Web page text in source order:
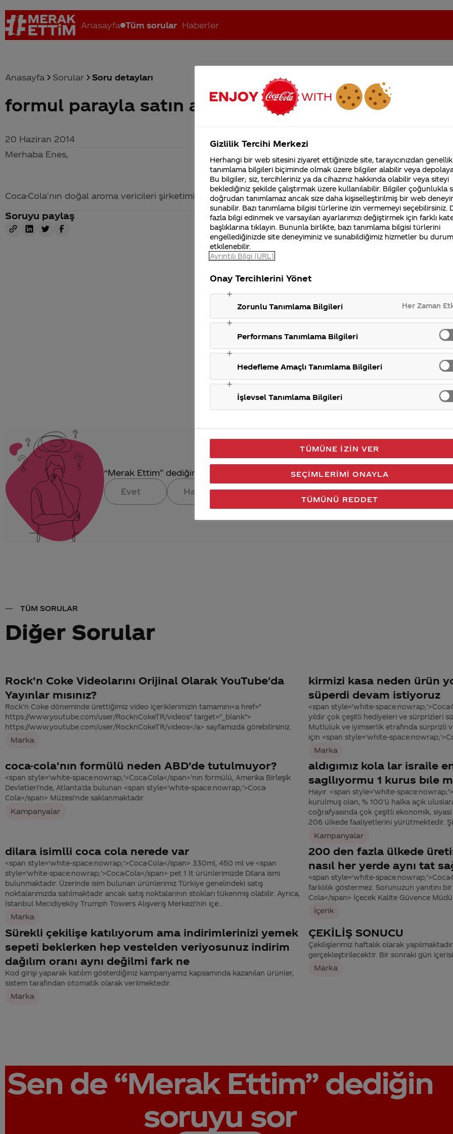
Anasayfa Tüm sorular Haberler
Coca-Cola nerenin malı? Coca cola İsrail malı mı Yani ... Coca-Cola'nın Filistin'de fabr... Coca-Cola’yı kim buldu?
Anasayfa Sorular Soru detayları
formul parayla satın alınabilirmi evet yada hayır
20 Haziran 2014
Merhaba Enes,
Coca-Cola'nın doğal aroma vericileri şirketimizin ticari sırrıdır ve 128 yıldır güvenle korunmaktadır.
Soruyu paylaş
“Merak Ettim” dediğin konuya verdiğimiz cevap aklındaki soru işaretlerini giderdi
Evet
Hayır Gönder
TÜM SORULAR
Diğer Sorular
Rock'n Coke Videolarını Orijinal Olarak YouTube'da
Yayınlar mısınız?
Rock’n Coke döneminde ürettiğimiz video içeriklerimizin tamamını<a href="
https://www.youtube.com/user/RocknCokeTR/videos" target="_blank">
https://www.youtube.com/user/RocknCokeTR/videos</a> sayfamızda görebilirsiniz.
Marka
kirmizi kasa neden ürün
süperdi devam istiyoruz
<span style='white-space:nowrap;'>Coca-
yıldır çok çeşitli hediyeleri ve sürprizleri
Mutluluk ve iyimserlik etrafında sürprizli
için <span style='white-
Marka
coca-cola'nın formülü neden ABD'de tutulmuyor?
<span style='white-space:nowrap;'>Coca-Cola</span>’nın formülü, Amerika Birleşik
Devletleri’nde, Atlanta’da bulunan <span style='white-space:nowrap;'>Coca-
Cola</span> Müzesi’nde saklanmaktadır.
Kampanyalar
aldıgımız kola lar israile
sagllıyormu 1 kurus bıle
Hayır. <span style='white-
kurulmuş olan, % 100’ü halka açık
coğrafyasında çok çeşitli ekonomik,
206 ülkede faaliyetlerini yürütmektedir.
Kampanyalar
dilara isimlli coca cola nerede var
<span style='white-space:nowrap;'>Coca-Cola</span> 330ml, 450 ml ve <span
style='white-space:nowrap;'>Coca-Cola</span> pet 1 lt ürünlerimizde Dilara ismi
bulunmaktadır. Üzerinde isim bulunan ürünlerimiz Türkiye genelindeki satış
noktalarımızda satılmaktadır ancak satış noktalarının stokları tükenmiş olabilir. Ayrıca,
İstanbul Mecidiyeköy Trumph Towers Alışveriş Merkezi’nin içe...
Marka
200 den fazla ülkede
nasıl her yerde aynı tat
<span style='white-space:nowrap;'>Coca-
farklılık göstermez. Sorunuzun yanıtını
Cola</span> İçecek Kalite Güvence
İçerik
Sürekli çekilişe katılıyorum ama indirimlerinizi yemek
sepeti beklerken hep vestelden veriyosunuz indirim
dağılım oranı aynı değilmi fark ne
Kod girişi yaparak katılım gösterdiğiniz kampanyamız kapsamında kazanılan ürünler,
sistem tarafından otomatik olarak verilmektedir.
Marka
ÇEKİLİŞ SONUCU
Çekilişlerimiz haftalık olarak
gerçekleştirilecektir. Bir sonraki gün
Marka
Sen de “Merak Ettim”dediğin
soruyu sor
Coca-Cola Şirketi
merak ettikleriniz.
Fabrikalarımız,
sertifikalarımız, faaliyet
gösterdiğimiz ülkeler,
tarihçemiz ve daha
Gizlilik Tercihi Merkezi
Herhangi bir web sitesini ziyaret ettiğinizde site, tarayıcınızdan
tanımlama bilgileri biçiminde olmak üzere bilgiler alabilir veya
Bu bilgiler; siz, tercihleriniz ya da cihazınız hakkında olabilir veya siteyi
beklediğiniz şekilde çalıştırmak üzere kullanılabilir. Bilgiler çoğunlukla
doğrudan tanımlamaz ancak size daha kişiselleştirilmiş bir web
sunabilir. Bazı tanımlama bilgisi türlerine izin vermemeyi seçebilirsiniz.
fazla bilgi edinmek ve varsayılan ayarlarımızı değiştirmek için farklı
başlıklarına tıklayın. Bununla birlikte, bazı tanımlama bilgisi türlerini
engellediğinizde site deneyiminiz ve sunabildiğimiz hizmetler bu
etkilenebilir.
Ayrıntılı Bilgi (URL)
Onay Tercihlerini Yönet
Zorunlu Tanımlama Bilgileri Her Zaman
Performans Tanımlama Bilgileri
Hedefleme Amaçlı Tanımlama Bilgileri
İşlevsel Tanımlama Bilgileri
TÜMÜNE İZIN VER
TÜMÜNÜ REDDET
SEÇIMLERIMI ONAYLA